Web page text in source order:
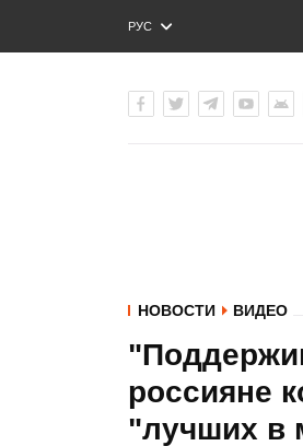
РУС
ENG
НОВОСТИ ВИДЕО
россияне
"лучших в